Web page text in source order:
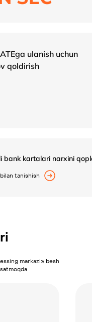
ulanish uchun
qoldirish
bank kartalari narxini
tanishish
markazi» besh